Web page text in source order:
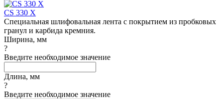
CS 330 X
Специальная шлифовальная лента с покрытием из пробковых
гранул и карбида кремния.
Ширина, мм
?
Введите необходимое значение
Длина, мм
?
Введите необходимое значение